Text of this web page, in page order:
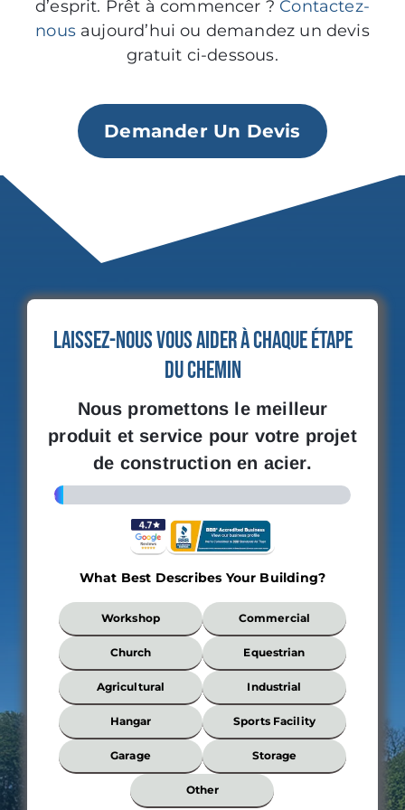
d’esprit. Prêt à commencer ? Contactez-
nousaujourd’hui ou demandez un devis
gratuit ci-dessous.
Demander Un Devis
Laissez-nous vous aider à chaque étape
du chemin
Nous promettons le meilleur
produit et service pour votre projet
de construction en acier.
3%
What Best Describes Your Building?
What
Best
Describes
Your
Building?
Workshop Commercial
Church Equestrian
Agricultural Industrial
Hangar Sports Facility
Garage Storage
Other
*